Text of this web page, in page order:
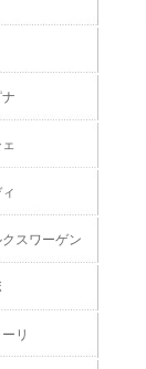
スワーゲン
リ